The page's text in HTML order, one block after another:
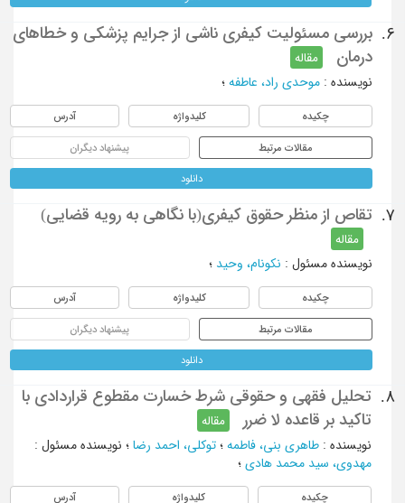
6.
بررسی مسئولیت کیفری ناشی از جرایم پزشکی و خطاهای
درمان
مقاله
نویسنده: موحدی راد، عاطفه؛
چکیده کلیدواژه آدرس
مقالات مرتبط پیشنهاد دیگران
دانلود
7. تقاص از منظر حقوق کیفری(با نگاهی به رویه قضایی)
مقاله
نویسنده مسئول : نکونام، وحید؛
چکیده کلیدواژه آدرس
مقالات مرتبط پیشنهاد دیگران
دانلود
8.
تحلیل فقهی و حقوقی شرط خسارت مقطوع قراردادی با
تاکید بر قاعده لا ضرر
مقاله
نویسنده: طاهری بنی، فاطمه؛ توکلی، احمد رضا؛ نویسنده مسئول :
مهدوی، سید محمد هادی؛
چکیده کلیدواژه آدرس